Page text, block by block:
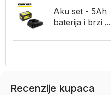
Aku set - 5Ah
baterija i brzi ...
Recenzije kupaca